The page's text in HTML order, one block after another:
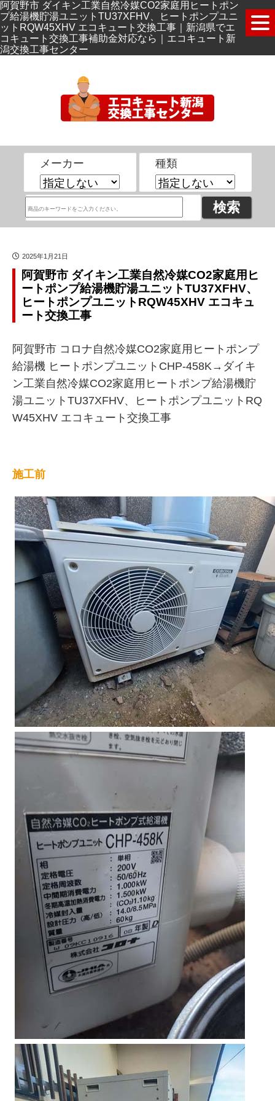
阿賀野市 ダイキン工業自然冷媒CO2家庭用ヒートポン
プ給湯機貯湯ユニットTU37XFHV、ヒートポンプユニ
ットRQW45XHV エコキュート交換工事｜新潟県でエ
コキュート交換工事補助金対応なら｜エコキュート新
潟交換工事センター
メーカー 種類
2025年1月21日
阿賀野市 ダイキン工業自然冷媒CO2家庭用ヒ
ートポンプ給湯機貯湯ユニットTU37XFHV、
ヒートポンプユニットRQW45XHV エコキュ
ート交換工事
阿賀野市 コロナ自然冷媒CO2家庭用ヒートポンプ
給湯機 ヒートポンプユニットCHP-458K→ダイキ
ン工業自然冷媒CO2家庭用ヒートポンプ給湯機貯
湯ユニットTU37XFHV、ヒートポンプユニットRQ
W45XHV エコキュート交換工事
施工前